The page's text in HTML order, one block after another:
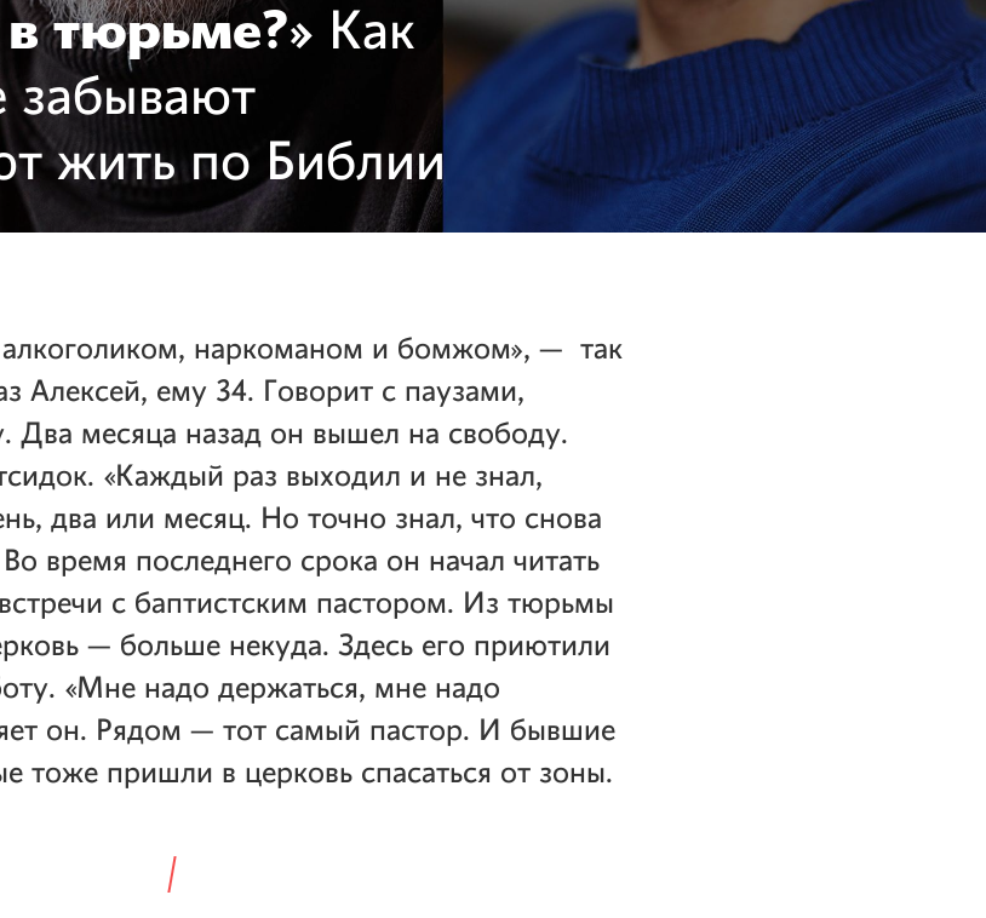
тюрьме?» Как
забывают
жить по Библии
наркоманом и бомжом», — так
Алексей, ему 34. Говорит с паузами,
Два месяца назад он вышел на свободу.
«Каждый раз выходил и не знал,
два или месяц. Но точно знал, что снова
время последнего срока он начал читать
с баптистским пастором. Из тюрьмы
— больше некуда. Здесь его приютили
«Мне надо держаться, мне надо
он. Рядом — тот самый пастор. И бывшие
тоже пришли в церковь спасаться от зоны.